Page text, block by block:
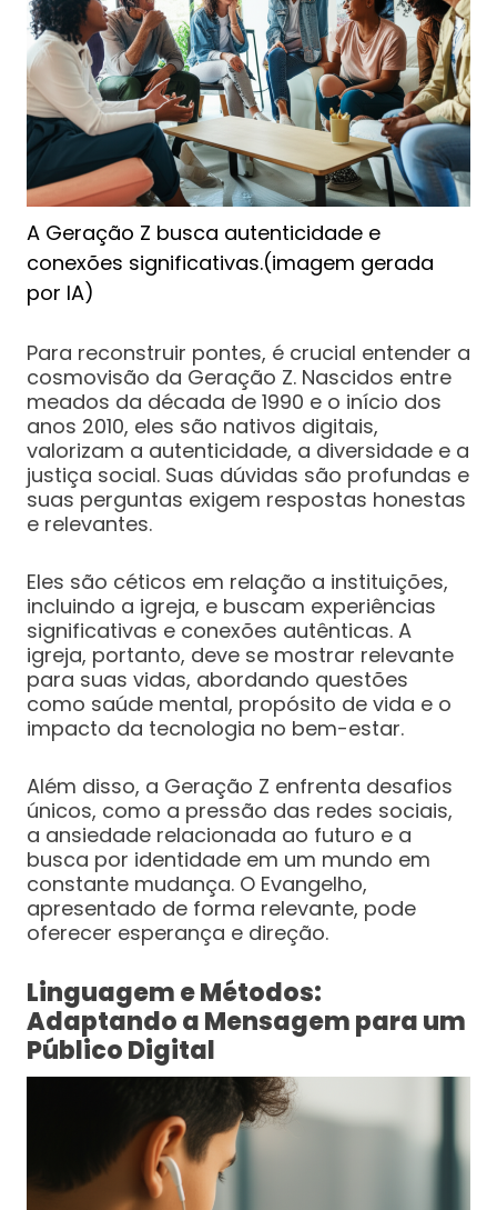
A Geração Z busca autenticidade e
conexões significativas.(imagem gerada
por IA)
Para reconstruir pontes, é crucial entender a
cosmovisão da Geração Z. Nascidos entre
meados da década de 1990 e o início dos
anos 2010, eles são nativos digitais,
valorizam a autenticidade, a diversidade e a
justiça social. Suas dúvidas são profundas e
suas perguntas exigem respostas honestas
e relevantes.
Eles são céticos em relação a instituições,
incluindo a igreja, e buscam experiências
significativas e conexões autênticas. A
igreja, portanto, deve se mostrar relevante
para suas vidas, abordando questões
como saúde mental, propósito de vida e o
impacto da tecnologia no bem-estar.
Além disso, a Geração Z enfrenta desafios
únicos, como a pressão das redes sociais,
a ansiedade relacionada ao futuro e a
busca por identidade em um mundo em
constante mudança. O Evangelho,
apresentado de forma relevante, pode
oferecer esperança e direção.
Linguagem e Métodos:
Adaptando a Mensagem para um
Público Digital